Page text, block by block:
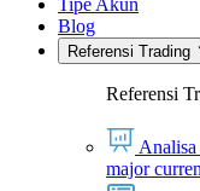
Blog
Referensi Trading
Referensi
major